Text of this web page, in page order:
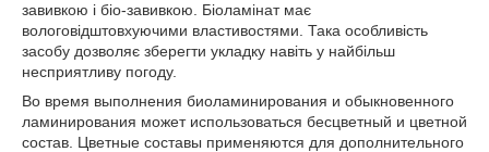
завивкою і біо-завивкою. Біоламінат має
вологовідштовхуючими властивостями. Така особливість
засобу дозволяє зберегти укладку навіть у найбільш
несприятливу погоду.
Во время выполнения биоламинирования и обыкновенного
ламинирования может использоваться бесцветный и цветной
состав. Цветные составы применяются для дополнительного